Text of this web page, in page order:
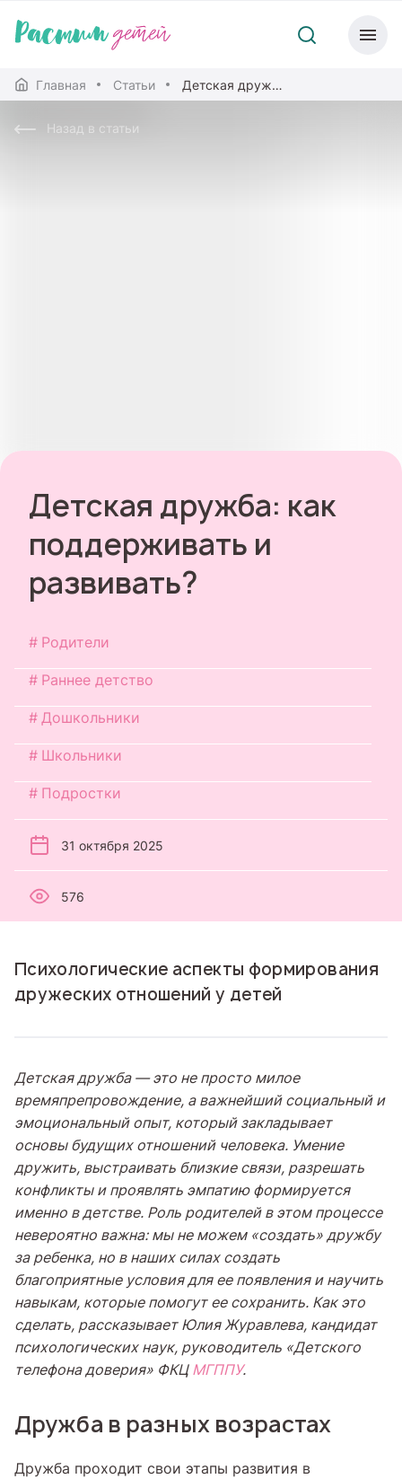
Главная Статьи Детская дружба: как поддерживать и развивать?
Назад в статьи
Детская дружба: как
поддерживать и
развивать?
Родители
Раннее детство
Дошкольники
Школьники
Подростки
31 октября 2025
576
Психологические аспекты формирования
дружеских отношений у детей
Детская дружба — это не просто милое
времяпрепровождение, а важнейший социальный и
эмоциональный опыт, который закладывает
основы будущих отношений человека. Умение
дружить, выстраивать близкие связи, разрешать
конфликты и проявлять эмпатию формируется
именно в детстве. Роль родителей в этом процессе
невероятно важна: мы не можем «создать» дружбу
за ребенка, но в наших силах создать
благоприятные условия для ее появления и научить
навыкам, которые помогут ее сохранить. Как это
сделать, рассказывает Юлия Журавлева, кандидат
психологических наук, руководитель «Детского
телефона доверия» ФКЦМГППУ.
Дружба в разных возрастах
Дружба проходит свои этапы развития в